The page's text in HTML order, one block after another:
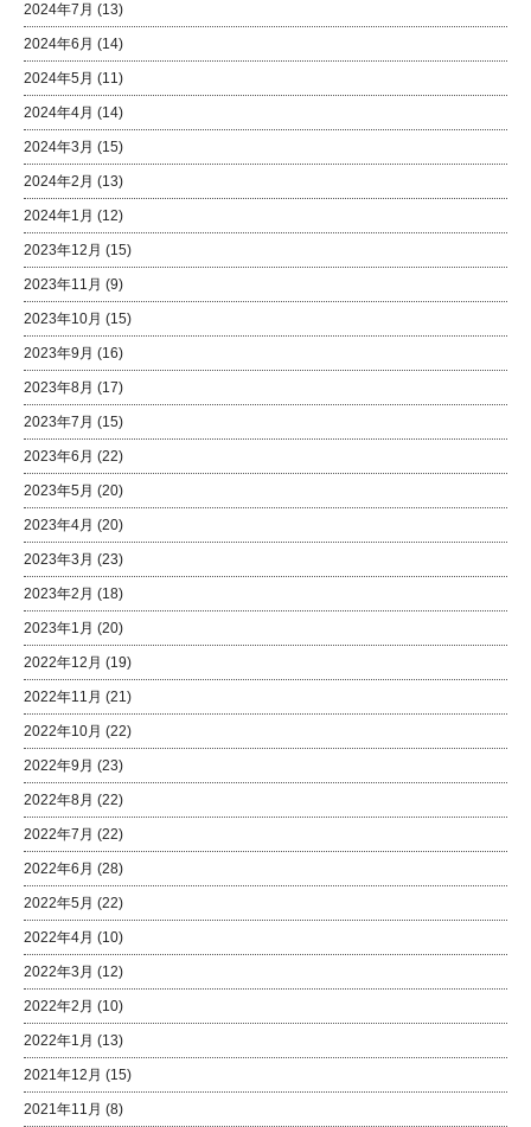
2024年7月 (13)
2024年6月 (14)
2024年5月 (11)
2024年4月 (14)
2024年3月 (15)
2024年2月 (13)
2024年1月 (12)
2023年12月 (15)
2023年11月 (9)
2023年10月 (15)
2023年9月 (16)
2023年8月 (17)
2023年7月 (15)
2023年6月 (22)
2023年5月 (20)
2023年4月 (20)
2023年3月 (23)
2023年2月 (18)
2023年1月 (20)
2022年12月 (19)
2022年11月 (21)
2022年10月 (22)
2022年9月 (23)
2022年8月 (22)
2022年7月 (22)
2022年6月 (28)
2022年5月 (22)
2022年4月 (10)
2022年3月 (12)
2022年2月 (10)
2022年1月 (13)
2021年12月 (15)
2021年11月 (8)